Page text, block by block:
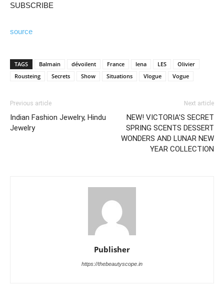
SUBSCRIBE
source
TAGS Balmain dévoilent France lena LES
Olivier
Rousteing
Secrets Show Situations Vlogue Vogue
Previous article
Indian Fashion Jewelry, Hindu
Jewelry
Next article
NEW! VICTORIA’S SECRET
SPRING SCENTS DESSERT
WONDERS AND LUNAR NEW
YEAR COLLECTION
Publisher
https://thebeautyscope.in